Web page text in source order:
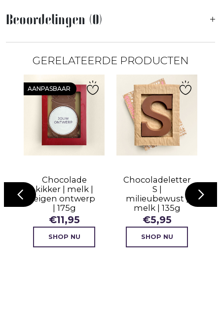
Beoordelingen (0)
GERELATEERDE PRODUCTEN
AANPASBAAR
Chocolade
kikker | melk |
eigen ontwerp
| 175g
€11,95
SHOP NU
Chocoladeletter
S |
milieubewust |
melk | 135g
€5,95
SHOP NU